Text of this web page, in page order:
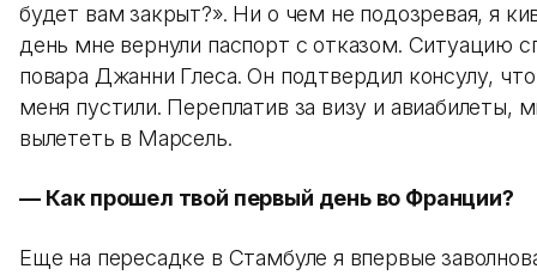
будет вам закрыт?». Ни о чем не подозревая, я
день мне вернули паспорт с отказом. Ситуацию
повара Джанни Глеса. Он подтвердил консулу,
меня пустили. Переплатив за визу и авиабилеты,
вылететь в Марсель.
— Как прошел твой первый день во Франции?
Еще на пересадке в Стамбуле я впервые